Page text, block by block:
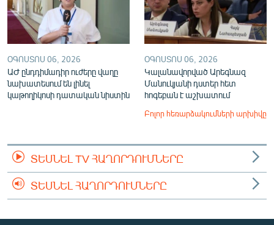
ՕԳՈՍՏՈՍ 06, 2026
ԱԺ ընդդիմադիր ուժերը վաղը
նախատեսում են լինել
կաթողիկոսի դատական նիստին
ՕԳՈՍՏՈՍ 06, 2026
Կալանավորված Արեգնազ
Մանուկյանի դստեր հետ
հոգեբան է աշխատում
Բոլոր հեռարձակումների արխիվը
ՏԵՍՆԵԼ TV ՀԱՂՈՐԴՈՒՄՆԵՐԸ
ՏԵՍՆԵԼ ՀԱՂՈՐԴՈՒՄՆԵՐԸ